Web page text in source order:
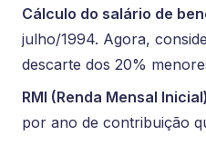
Cálculo do salário de
julho/1994. Agora,
descarte dos 20%
RMI (Renda Mensal
por ano de contribuição